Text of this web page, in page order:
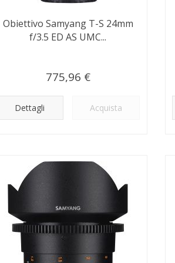
Obiettivo Samyang T-S 24mm
f/3.5 ED AS UMC...
775,96 €
Dettagli Acquista